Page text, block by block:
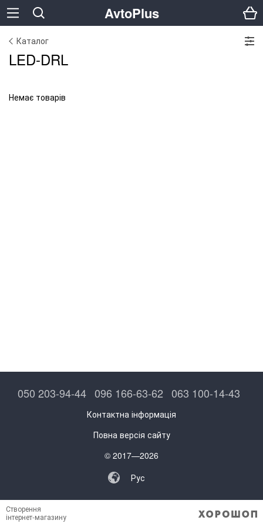
AvtoPlus
Каталог
LED-DRL
Немає товарів
050 203-94-44 096 166-63-62 063 100-14-43
Контактна інформація
Повна версія сайту
© 2017—2026
Рус
Створення
інтернет-магазину